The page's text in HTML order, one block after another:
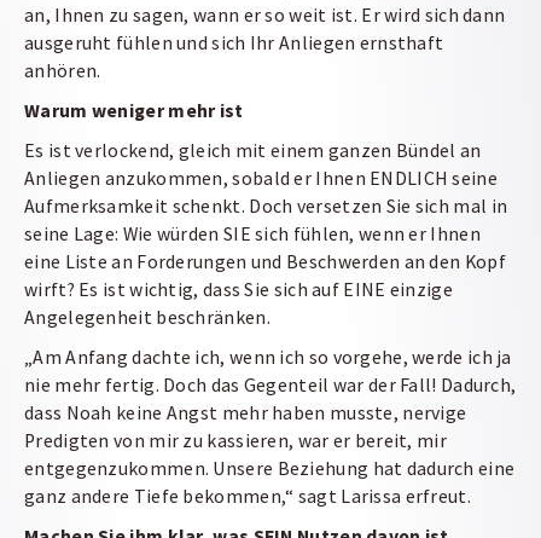
an, Ihnen zu sagen, wann er so weit ist. Er wird sich dann
ausgeruht fühlen und sich Ihr Anliegen ernsthaft
anhören.
Warum weniger mehr ist
Es ist verlockend, gleich mit einem ganzen Bündel an
Anliegen anzukommen, sobald er Ihnen ENDLICH seine
Aufmerksamkeit schenkt. Doch versetzen Sie sich mal in
seine Lage: Wie würden SIE sich fühlen, wenn er Ihnen
eine Liste an Forderungen und Beschwerden an den Kopf
wirft? Es ist wichtig, dass Sie sich auf EINE einzige
Angelegenheit beschränken.
„Am Anfang dachte ich, wenn ich so vorgehe, werde ich ja
nie mehr fertig. Doch das Gegenteil war der Fall! Dadurch,
dass Noah keine Angst mehr haben musste, nervige
Predigten von mir zu kassieren, war er bereit, mir
entgegenzukommen. Unsere Beziehung hat dadurch eine
ganz andere Tiefe bekommen,“ sagt Larissa erfreut.